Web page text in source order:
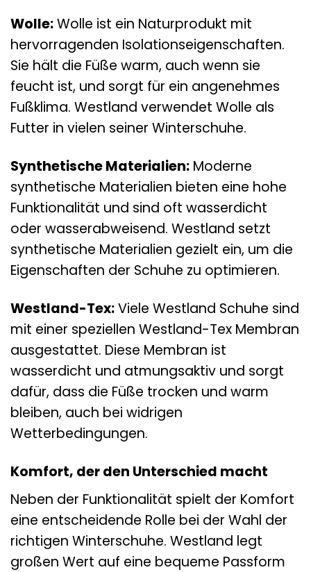
Wolle:Wolle ist ein Naturprodukt mit
hervorragenden Isolationseigenschaften.
Sie hält die Füße warm, auch wenn sie
feucht ist, und sorgt für ein angenehmes
Fußklima. Westland verwendet Wolle als
Futter in vielen seiner Winterschuhe.
Synthetische Materialien: Moderne
synthetische Materialien bieten eine hohe
Funktionalität und sind oft wasserdicht
oder wasserabweisend. Westland setzt
synthetische Materialien gezielt ein, um die
Eigenschaften der Schuhe zu optimieren.
Westland-Tex:Viele Westland Schuhe sind
mit einer speziellen Westland-Tex Membran
ausgestattet. Diese Membran ist
wasserdicht und atmungsaktiv und sorgt
dafür, dass die Füße trocken und warm
bleiben, auch bei widrigen
Wetterbedingungen.
Komfort, der den Unterschied macht
Neben der Funktionalität spielt der Komfort
eine entscheidende Rolle bei der Wahl der
richtigen Winterschuhe. Westland legt
großen Wert auf eine bequeme Passform